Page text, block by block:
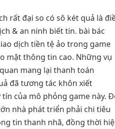
rất đại so có sô két quả là
& an ninh biết tin. bài bác
dịch tiền tệ ảo trong game
mật thông tin cao. Những vụ
mang lại thanh toán
đã tương tác khôn xiết
của mô phỏng game này.
nhà phát triển phải chi tiêu
tin thanh nhã, đồng thời